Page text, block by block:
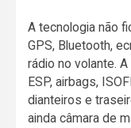
A tecnologia não
GPS, Bluetooth,
rádio no volante.
ESP, airbags,
dianteiros e
ainda câmara de